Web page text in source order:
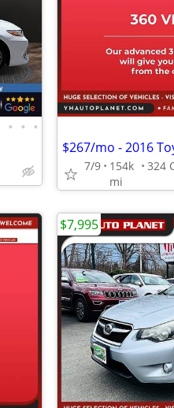
• • •
$267/mo - 2016
7/9
154k
mi
$7,995